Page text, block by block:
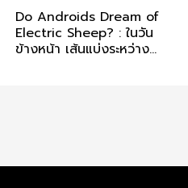
Do Androids Dream of
Electric Sheep? : ในวัน
ข้างหน้า เส้นแบ่งระหว่าง